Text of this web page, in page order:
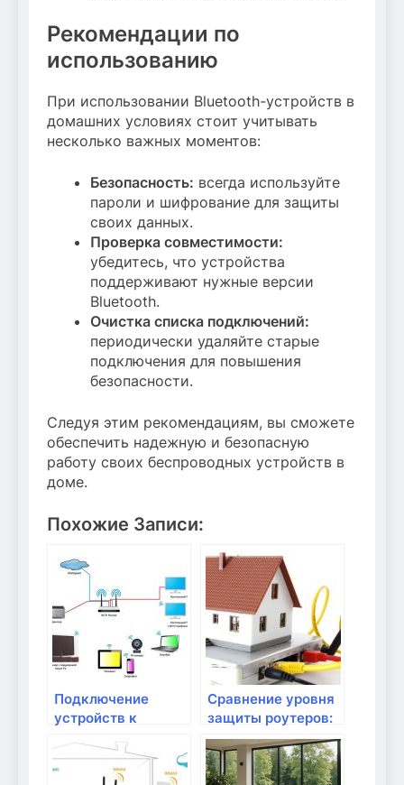
Рекомендации по
использованию
При использовании Bluetooth-устройств в
домашних условиях стоит учитывать
несколько важных моментов:
Безопасность: всегда используйте
пароли и шифрование для защиты
своих данных.
Проверка совместимости:
убедитесь, что устройства
поддерживают нужные версии
Bluetooth.
Очистка списка подключений:
периодически удаляйте старые
подключения для повышения
безопасности.
Следуя этим рекомендациям, вы сможете
обеспечить надежную и безопасную
работу своих беспроводных устройств в
доме.
Похожие Записи:
Подключение
устройств к
Bluetooth: плюсы и
минусы
Сравнение уровня
защиты роутеров:
что важно знать?